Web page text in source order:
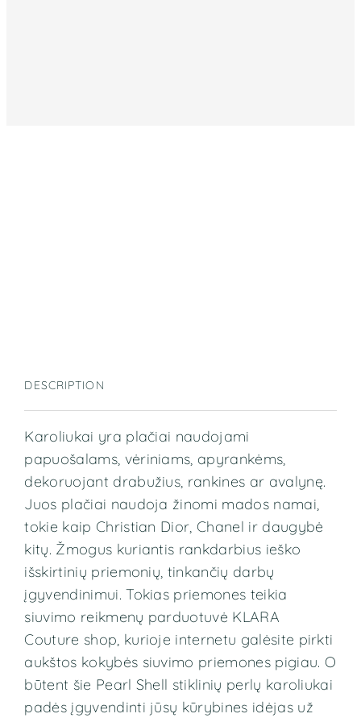
DESCRIPTION
Karoliukai yra plačiai naudojami
papuošalams, vėriniams, apyrankėms,
dekoruojant drabužius, rankines ar avalynę.
Juos plačiai naudoja žinomi mados namai,
tokie kaip Christian Dior, Chanel ir daugybė
kitų. Žmogus kuriantis rankdarbius ieško
išskirtinių priemonių, tinkančių darbų
įgyvendinimui. Tokias priemones teikia
siuvimo reikmenų parduotuvė KLARA
Couture shop, kurioje internetu galėsite pirkti
aukštos kokybės siuvimo priemones pigiau. O
būtent šie Pearl Shell stiklinių perlų karoliukai
padės įgyvendinti jūsų kūrybines idėjas už